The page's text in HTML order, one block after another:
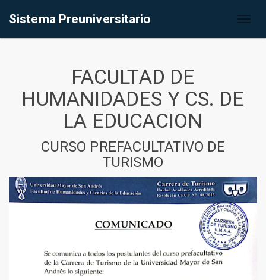
Sistema Preuniversitario
FACULTAD DE
HUMANIDADES Y CS. DE
LA EDUCACION
CURSO PREFACULTATIVO DE
TURISMO